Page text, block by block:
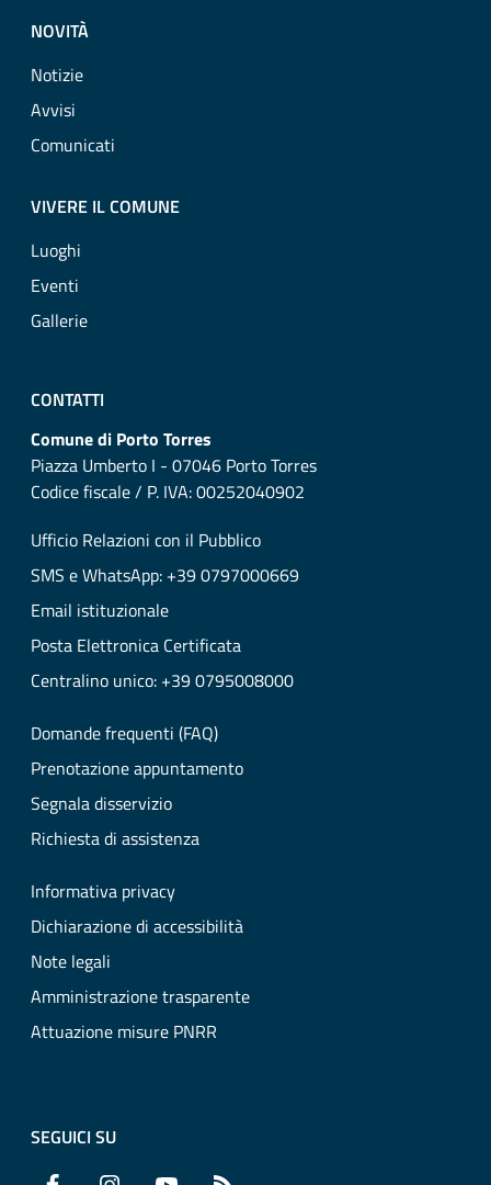
NOVITÀ
Notizie
Avvisi
Comunicati
VIVERE IL COMUNE
Luoghi
Eventi
Gallerie
CONTATTI
Comune di Porto Torres
Piazza Umberto I - 07046 Porto Torres
Codice fiscale / P. IVA: 00252040902
Ufficio Relazioni con il Pubblico
SMS e WhatsApp: +39 0797000669
Email istituzionale
Posta Elettronica Certificata
Centralino unico: +39 0795008000
Domande frequenti (FAQ)
Prenotazione appuntamento
Segnala disservizio
Richiesta di assistenza
Informativa privacy
Dichiarazione di accessibilità
Note legali
Amministrazione trasparente
Attuazione misure PNRR
SEGUICI SU